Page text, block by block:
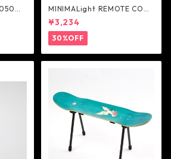
MINIMALight REMOTE CONT
ROL 2.0 - 5050WORKSHOP
¥3,234
30%OFF